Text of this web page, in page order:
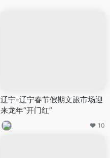
辽宁-辽宁春节假期文旅市场迎
来龙年“开门红”
10